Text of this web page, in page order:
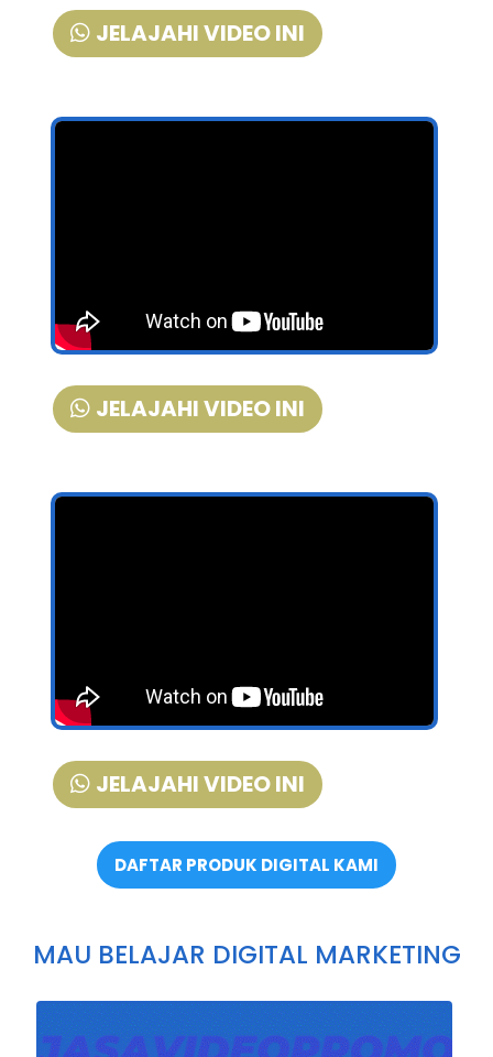
JELAJAHI VIDEO INI
JELAJAHI VIDEO INI
JELAJAHI VIDEO INI
DAFTAR PRODUK DIGITAL KAMI
MAU BELAJAR DIGITAL MARKETING